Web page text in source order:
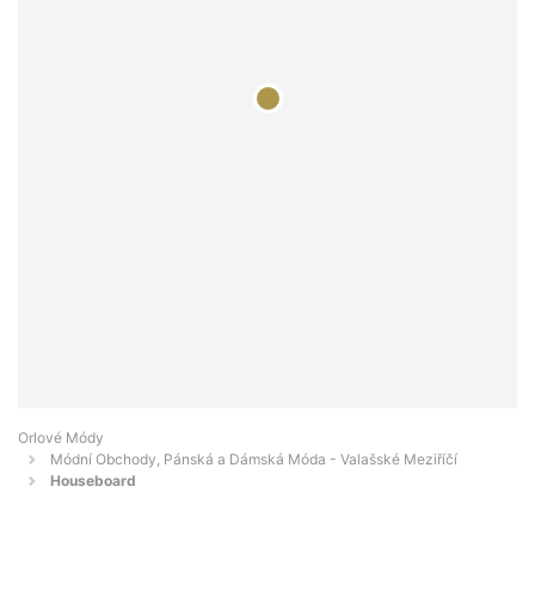
Orlové Módy
Módní Obchody, Pánská a Dámská Móda - Valašské Meziříčí
Houseboard